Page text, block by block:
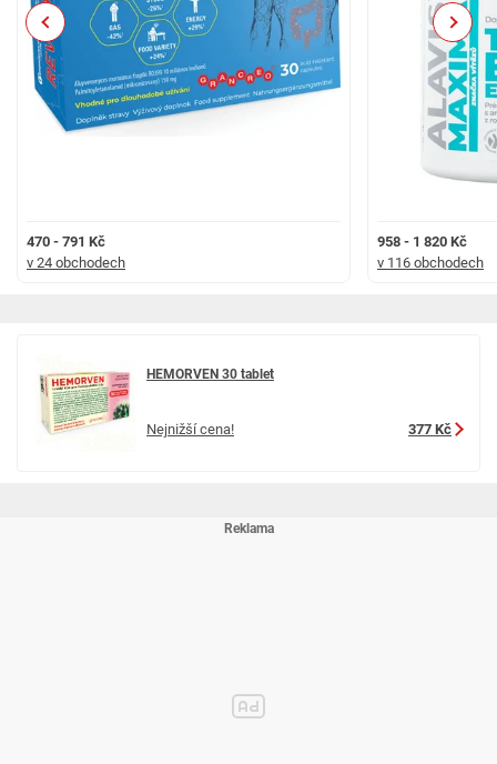
470 - 791 Kč
v 24 obchodech
958 - 1 820 Kč
v 116 obchodech
Previous Next
HEMORVEN 30 tablet
Nejnižší cena! 377 Kč